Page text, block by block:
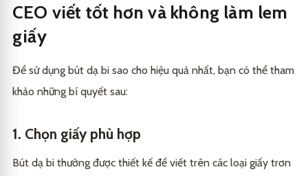
CEO viết tốt hơn và không làm lem
giấy
Để sử dụng bút dạ bi sao cho hiệu quả nhất, bạn có thể tham
khảo những bí quyết sau:
1. Chọn giấy phù hợp
Bút dạ bi thường được thiết kế để viết trên các loại giấy trơn